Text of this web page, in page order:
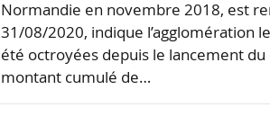
Normandie en novembre 2018, est
31/08/2020, indique l’agglomération
été octroyées depuis le lancement
montant cumulé de…